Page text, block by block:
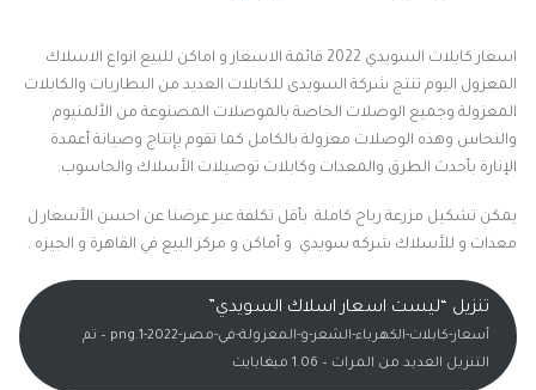
اسعار كابلات السويدي 2022 قائمة الاسعار و اماكن للبيع انواع الاسلاك
المعزول اليوم تنتج شركة السويدى للكابلات العديد من البطاريات والكابلات
المعزولة وجميع الوصلات الخاصة بالموصلات المصنوعة من الألمنيوم
والنحاس وهذه الوصلات معزولة بالكامل كما تقوم بإنتاج وصيانة أعمدة
الإنارة بأحدث الطرق والمعدات وكابلات توصيلات الأسلاك والحاسوب.
يمكن تشكيل مزرعة رياح كاملة. بأقل تكلفة عبر عرضنا عن احسن الأسعار ل
معدات و للأسلاك شركه سويدي و أماكن و مركز البيع في القاهرة و الجيزه .
تنزيل “ليست اسعار اسلاك السويدي”
أسعار-كابلات-الكهرباء-الشعر-و-المعزولة-في-مصر-2022-1.png – تم
التنزيل العديد من المرات – 1.06 ميغابايت